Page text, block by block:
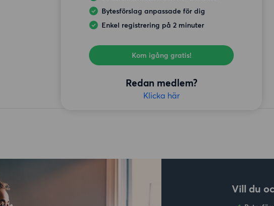
Bytesförslag anpassade för dig
Enkel registrering på 2 minuter
Kom igång gratis!
Redan medlem?
Klicka här
Vill du